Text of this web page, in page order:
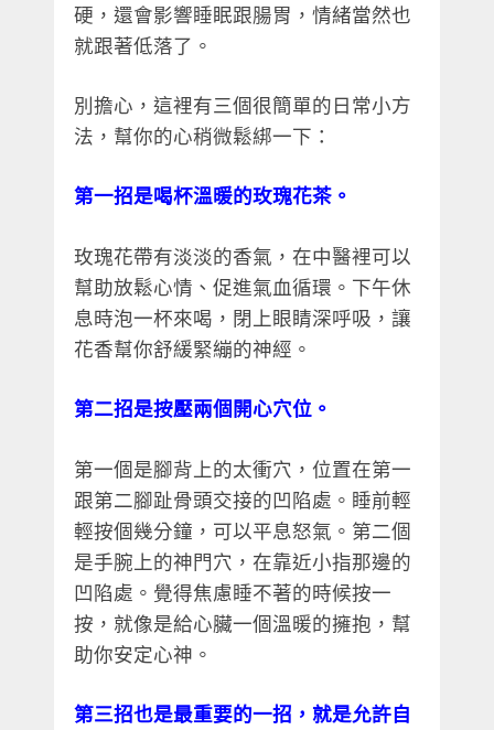
硬，還會影響睡眠跟腸胃，情緒當然也
就跟著低落了。
別擔心，這裡有三個很簡單的日常小方
法，幫你的心稍微鬆綁一下：
第一招是喝杯溫暖的玫瑰花茶。
玫瑰花帶有淡淡的香氣，在中醫裡可以
幫助放鬆心情、促進氣血循環。下午休
息時泡一杯來喝，閉上眼睛深呼吸，讓
花香幫你舒緩緊繃的神經。
第二招是按壓兩個開心穴位。
第一個是腳背上的太衝穴，位置在第一
跟第二腳趾骨頭交接的凹陷處。睡前輕
輕按個幾分鐘，可以平息怒氣。第二個
是手腕上的神門穴，在靠近小指那邊的
凹陷處。覺得焦慮睡不著的時候按一
按，就像是給心臟一個溫暖的擁抱，幫
助你安定心神。
第三招也是最重要的一招，就是允許自